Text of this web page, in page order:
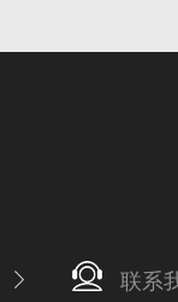
联系